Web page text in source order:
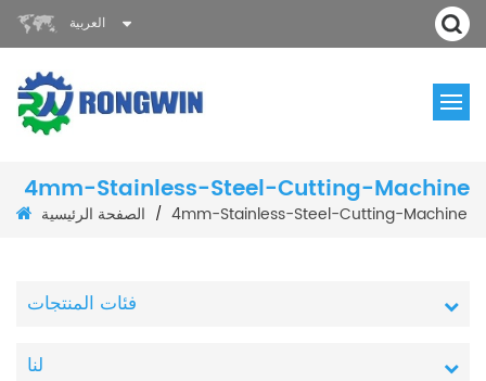
العربية
4mm-Stainless-Steel-Cutting-Machine
الصفحة الرئيسية / 4mm-Stainless-Steel-Cutting-Machine
فئات المنتجات
لنا